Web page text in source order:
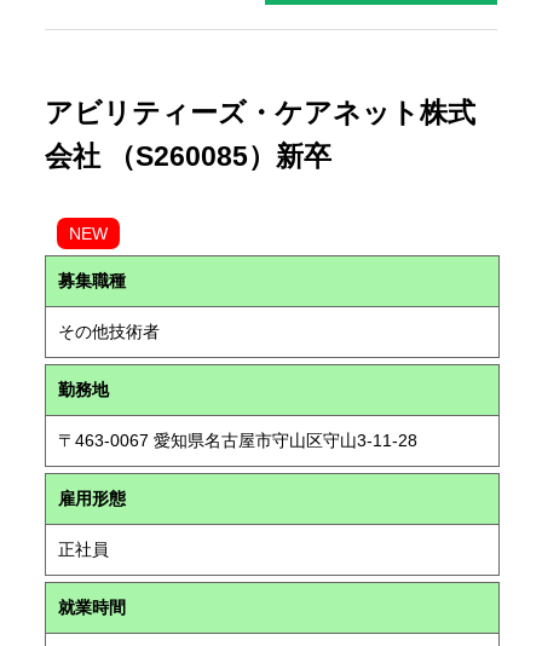
アビリティーズ・ケアネット株式
会社 （S260085）新卒
NEW
募集職種
その他技術者
勤務地
〒463-0067 愛知県名古屋市守山区守山3-11-28
雇用形態
正社員
就業時間